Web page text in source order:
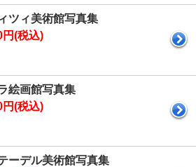
ツィ美術館写真集
円(税込)
絵画館写真集
円(税込)
ーデル美術館写真集